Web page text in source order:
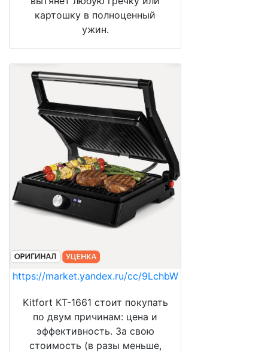
картошку в полноценный
ужин.
https://market.yandex.ru/cc/9LchbW
Kitfort КТ-1661 стоит покупать
по двум причинам: цена и
эффективность. За свою
стоимость (в разы меньше,